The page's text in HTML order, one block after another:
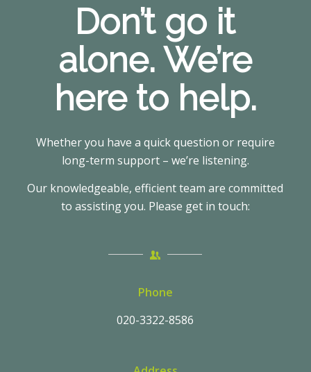
Don’t go it
alone. We’re
here to help.
Whether you have a quick question or require
long-term support – we’re listening.
Our knowledgeable, efficient team are committed
to assisting you. Please get in touch:
Phone
020-3322-8586